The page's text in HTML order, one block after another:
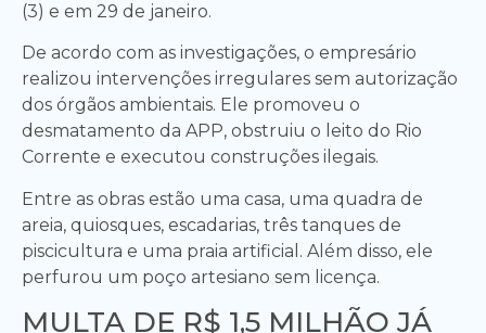
(3) e em 29 de janeiro.
De acordo com as investigações, o empresário
realizou intervenções irregulares sem autorização
dos órgãos ambientais. Ele promoveu o
desmatamento da APP, obstruiu o leito do Rio
Corrente e executou construções ilegais.
Entre as obras estão uma casa, uma quadra de
areia, quiosques, escadarias, três tanques de
piscicultura e uma praia artificial. Além disso, ele
perfurou um poço artesiano sem licença.
MULTA DE R$ 1,5 MILHÃO JÁ